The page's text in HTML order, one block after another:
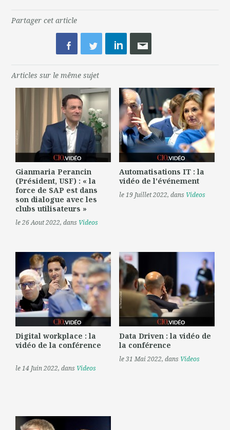
Partager cet article
Articles sur le même sujet
Gianmaria Perancin
(Président, USF) : « la
force de SAP est dans
son dialogue avec les
clubs utilisateurs »
le 26 Aout 2022, dans Videos
Automatisations IT : la
vidéo de l'événement
le 19 Juillet 2022, dans Videos
Digital workplace : la
vidéo de la conférence
le 14 Juin 2022, dans Videos
Data Driven : la vidéo de
la conférence
le 31 Mai 2022, dans Videos